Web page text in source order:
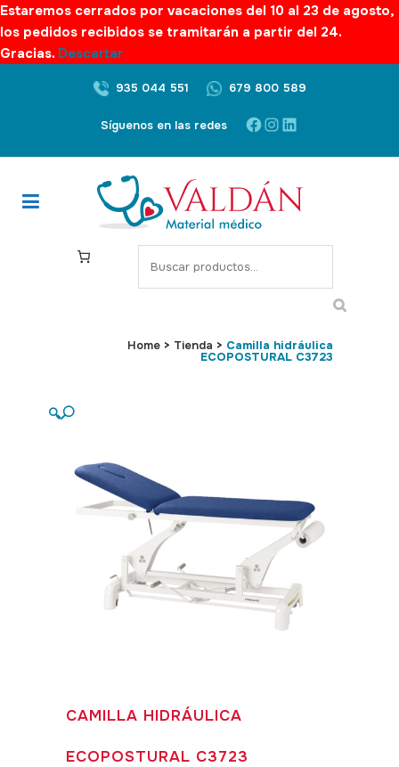
Estaremos cerrados por vacaciones del 10 al 23 de agosto,
los pedidos recibidos se tramitarán a partir del 24.
Gracias. Descartar
935 044 551 679 800 589
Síguenos en las redes Facebook
Instagram
LinkedIn
S
e
c
Home > Tienda > Camilla hidráulica
ECOPOSTURAL C3723
🔍
CAMILLA HIDRÁULICA
ECOPOSTURAL C3723